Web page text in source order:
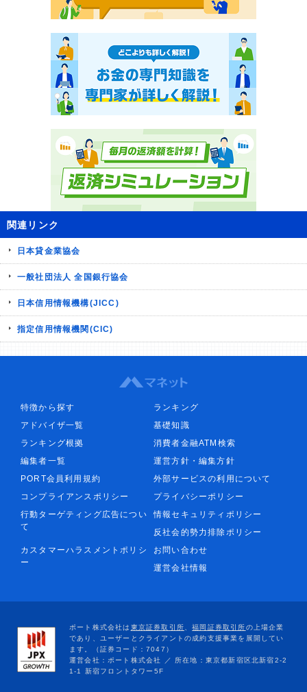
関連リンク
日本貸金業協会
一般社団法人 全国銀行協会
日本信用情報機構(JICC)
指定信用情報機関(CIC)
特徴から探す
ランキング
アドバイザ一覧
基礎知識
ランキング根拠
消費者金融ATM検索
編集者一覧
運営方針・編集方針
PORT会員利用規約
外部サービスの利用について
コンプライアンスポリシー
プライバシーポリシー
行動ターゲティング広告につい
て
情報セキュリティポリシー
反社会的勢力排除ポリシー
カスタマーハラスメントポリシ
ー
お問い合わせ
運営会社情報